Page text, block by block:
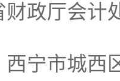
财政厅会计
宁市城西